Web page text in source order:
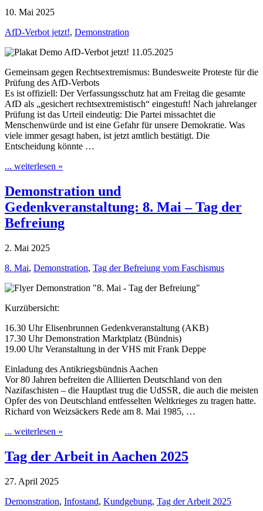
10. Mai 2025
AfD-Verbot jetzt!, Demonstration
Gemeinsam gegen Rechtsextremismus: Bundesweite Proteste für die
Prüfung des AfD-Verbots
Es ist offiziell: Der Verfassungsschutz hat am Freitag die gesamte
AfD als „gesichert rechtsextremistisch“ eingestuft! Nach jahrelanger
Prüfung ist das Urteil eindeutig: Die Partei missachtet die
Menschenwürde und ist eine Gefahr für unsere Demokratie. Was
viele immer gesagt haben, ist jetzt amtlich bestätigt. Die
Entscheidung könnte …
... weiterlesen »
Demonstration und
Gedenkveranstaltung: 8. Mai – Tag der
Befreiung
2. Mai 2025
8. Mai, Demonstration, Tag der Befreiung vom Faschismus
Kurzübersicht:
16.30 Uhr Elisenbrunnen Gedenkveranstaltung (AKB)
17.30 Uhr Demonstration Marktplatz (Bündnis)
19.00 Uhr Veranstaltung in der VHS mit Frank Deppe
Einladung des Antikriegsbündnis Aachen
Vor 80 Jahren befreiten die Alliierten Deutschland von den
Nazifaschisten – die Hauptlast trug die UdSSR, die auch die meisten
Opfer des von Deutschland entfesselten Weltkrieges zu tragen hatte.
Richard von Weizsäckers Rede am 8. Mai 1985, …
... weiterlesen »
Tag der Arbeit in Aachen 2025
27. April 2025
Demonstration, Infostand, Kundgebung, Tag der Arbeit 2025